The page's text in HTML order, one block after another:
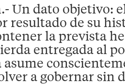
Un dato objetivo:
resultado de su
la prevista
entregada al
a gobernar sin